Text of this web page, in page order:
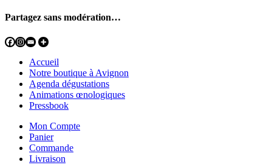
Partagez sans modération…
Accueil
Notre boutique à Avignon
Agenda dégustations
Animations œnologiques
Pressbook
Mon Compte
Panier
Commande
Livraison